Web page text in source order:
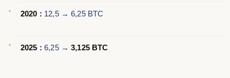
2020 : 12,5 → 6,25 BTC
2025 : 6,25 →3,125 BTC